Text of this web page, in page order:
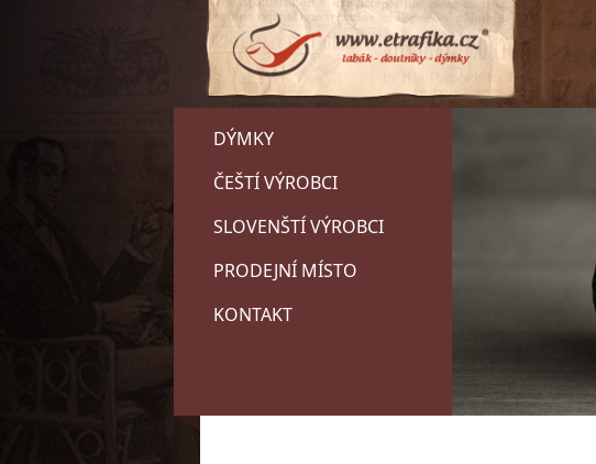
DÝMKY
ČEŠTÍ VÝROBCI
SLOVENŠTÍ VÝROBCI
PRODEJNÍ MÍSTO
KONTAKT